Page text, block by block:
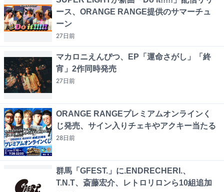
ース、ORANGE RANGE提供のサマーチュ
ーン
27日前
マカロニえんぴつ、EP「運命さがし」「終
宵」2作同時発売
27日前
ORANGE RANGEプレミアムオンラインく
じ発売、サイン入りチェキやアクキー当たる
28日前
群馬「GFEST.」に.ENDRECHERI.、
T.N.T、斎藤宏介、レトロリロンら10組追加